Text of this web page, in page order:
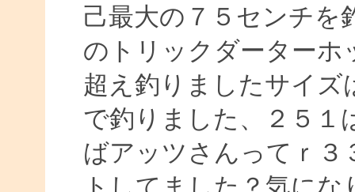
己最大の７５センチを
のトリックダーターホ
超え釣りましたサイ
で釣りました、２５１
ばアッツさんってｒ